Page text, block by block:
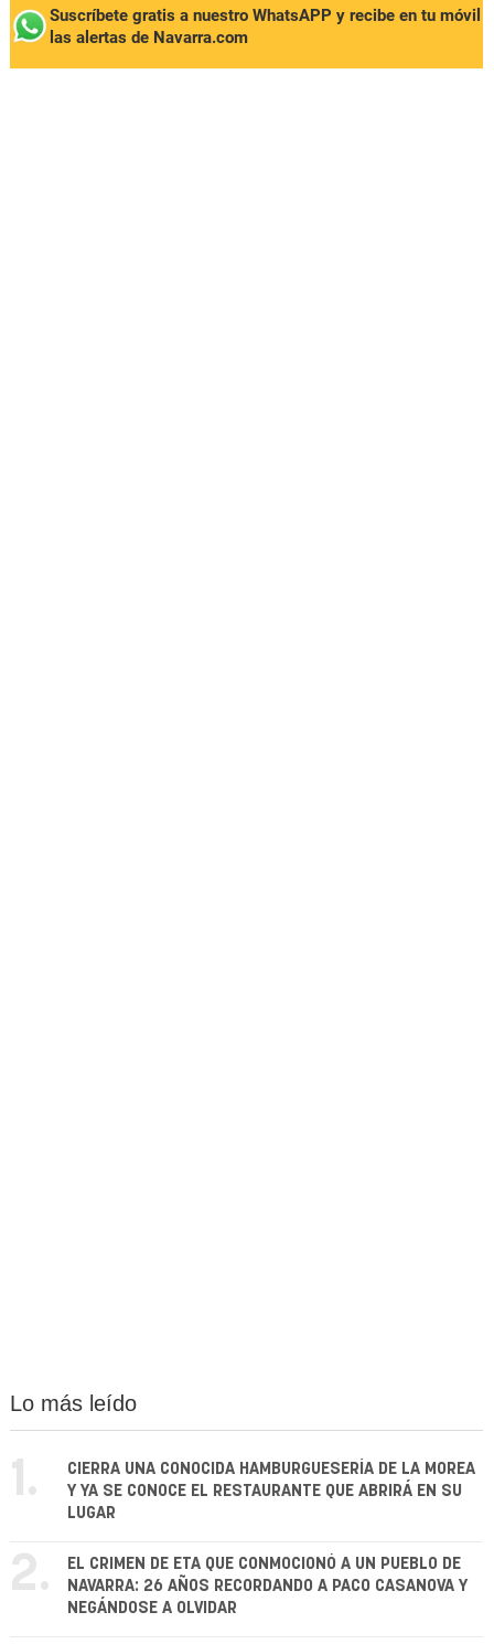
Suscríbete gratis a nuestro WhatsAPP y recibe en tu móvil
las alertas de Navarra.com
Lo más leído
1.
CIERRA UNA CONOCIDA HAMBURGUESERÍA DE LA MOREA
Y YA SE CONOCE EL RESTAURANTE QUE ABRIRÁ EN SU
LUGAR
2.
EL CRIMEN DE ETA QUE CONMOCIONÓ A UN PUEBLO DE
NAVARRA: 26 AÑOS RECORDANDO A PACO CASANOVA Y
NEGÁNDOSE A OLVIDAR